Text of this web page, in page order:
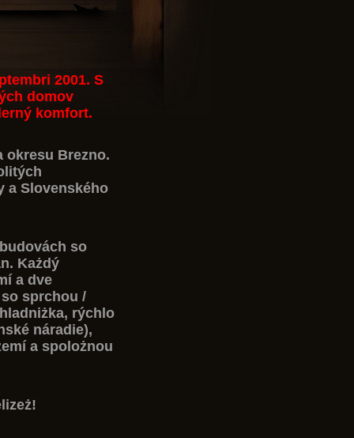
2001. S
domov
komfort.
okresu Brezno.
a Slovenského
so
Każdý
a dve
sprchou /
rýchlo
náradie),
a spolożnou